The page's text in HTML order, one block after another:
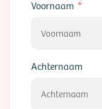
Voornaam
Achternaam